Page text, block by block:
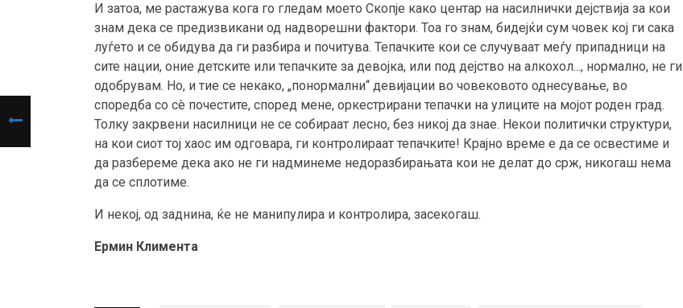
И затоа, ме растажува кога го гледам моето Скопје како центар на насилнички дејствија за кои
знам дека се предизвикани од надворешни фактори. Тоа го знам, бидејќи сум човек кој ги сака
луѓето и се обидува да ги разбира и почитува. Тепачките кои се случуваат меѓу припадници на
сите нации, оние детските или тепачките за девојка, или под дејство на алкохол..., нормално, не ги
одобрувам. Но, и тие се некако, „понормални“ девијации во човековото однесување, во
споредба со сè почестите, според мене, оркестрирани тепачки на улиците на мојот роден град.
Толку закрвени насилници не се собираат лесно, без никој да знае. Некои политички структури,
на кои сиот тој хаос им одговара, ги контролираат тепачките! Крајно време е да се освестиме и
да разбереме дека ако не ги надминеме недоразбирањата кои не делат до срж, никогаш нема
да се сплотиме.
И некој, од заднина, ќе не манипулира и контролира, засекогаш.
Ермин Климента